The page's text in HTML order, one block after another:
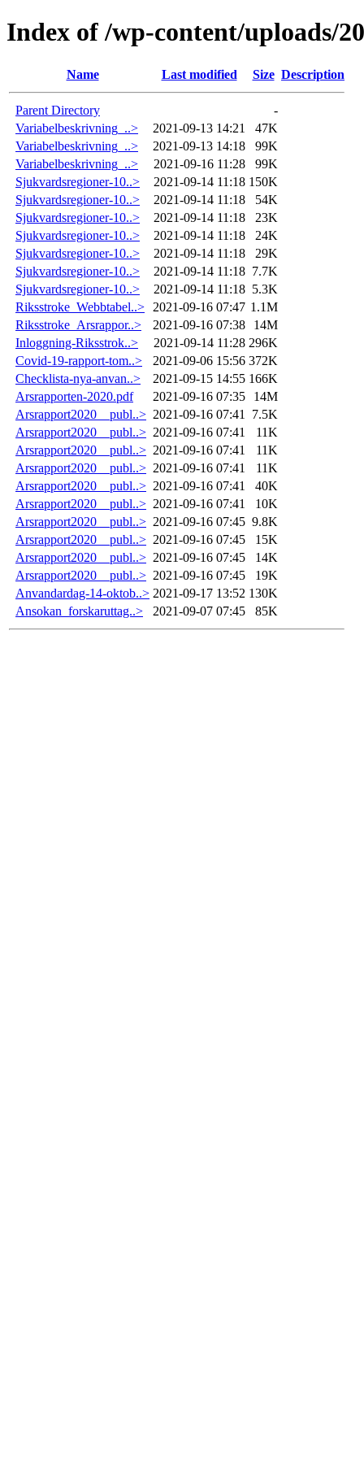
Index of /wp-content/uploads/
Name Last modified Size Description
Parent Directory
-
Variabelbeskrivning_..>
2021-09-13 14:21
47K
Variabelbeskrivning_..>
2021-09-13 14:18
99K
Variabelbeskrivning_..>
2021-09-16 11:28
99K
Sjukvardsregioner-10..>
2021-09-14 11:18 150K
Sjukvardsregioner-10..>
2021-09-14 11:18
54K
Sjukvardsregioner-10..>
2021-09-14 11:18
23K
Sjukvardsregioner-10..>
2021-09-14 11:18
24K
Sjukvardsregioner-10..>
2021-09-14 11:18
29K
Sjukvardsregioner-10..>
2021-09-14 11:18 7.7K
Sjukvardsregioner-10..>
2021-09-14 11:18 5.3K
Riksstroke_Webbtabel..>
2021-09-16 07:47 1.1M
Riksstroke_Arsrappor..>
2021-09-16 07:38
14M
Inloggning-Riksstrok..>
2021-09-14 11:28 296K
Covid-19-rapport-tom..>
2021-09-06 15:56 372K
Checklista-nya-anvan..>
2021-09-15 14:55 166K
Arsrapporten-2020.pdf
2021-09-16 07:35
14M
Arsrapport2020__publ..> 2021-09-16 07:41
7.5K
Arsrapport2020__publ..> 2021-09-16 07:41
11K
Arsrapport2020__publ..> 2021-09-16 07:41
11K
Arsrapport2020__publ..> 2021-09-16 07:41
11K
Arsrapport2020__publ..> 2021-09-16 07:41
40K
Arsrapport2020__publ..> 2021-09-16 07:41
10K
Arsrapport2020__publ..> 2021-09-16 07:45 9.8K
Arsrapport2020__publ..> 2021-09-16 07:45
15K
Arsrapport2020__publ..> 2021-09-16 07:45
14K
Arsrapport2020__publ..> 2021-09-16 07:45
19K
Anvandardag-14-oktob..> 2021-09-17 13:52 130K
Ansokan_forskaruttag..>
2021-09-07 07:45 85K